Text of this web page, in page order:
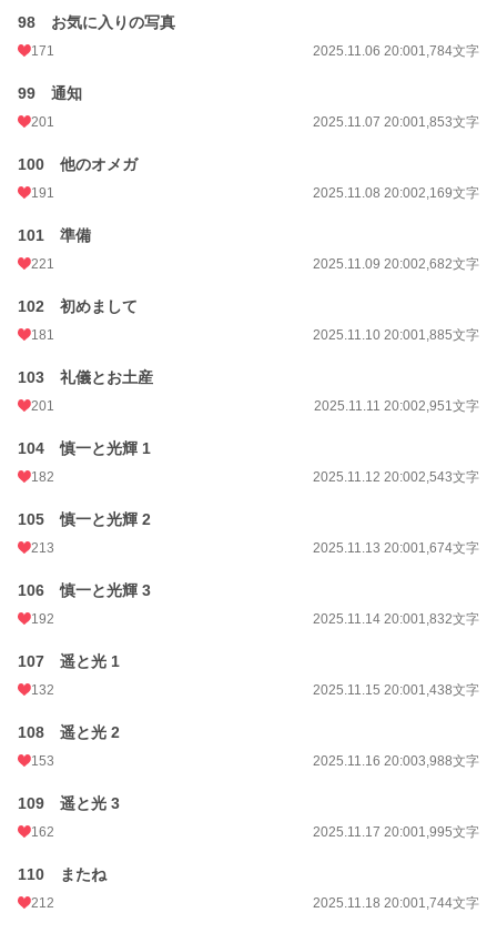
98 お気に入りの写真
171 2025.11.06 20:001,784文字
99 通知
201 2025.11.07 20:001,853文字
100 他のオメガ
191 2025.11.08 20:002,169文字
101 準備
221 2025.11.09 20:002,682文字
102 初めまして
181 2025.11.10 20:001,885文字
103 礼儀とお土産
201 2025.11.11 20:002,951文字
104 慎一と光輝 1
182 2025.11.12 20:002,543文字
105 慎一と光輝 2
213 2025.11.13 20:001,674文字
106 慎一と光輝 3
192 2025.11.14 20:001,832文字
107 遥と光 1
132 2025.11.15 20:001,438文字
108 遥と光 2
153 2025.11.16 20:003,988文字
109 遥と光 3
162 2025.11.17 20:001,995文字
110 またね
212 2025.11.18 20:001,744文字